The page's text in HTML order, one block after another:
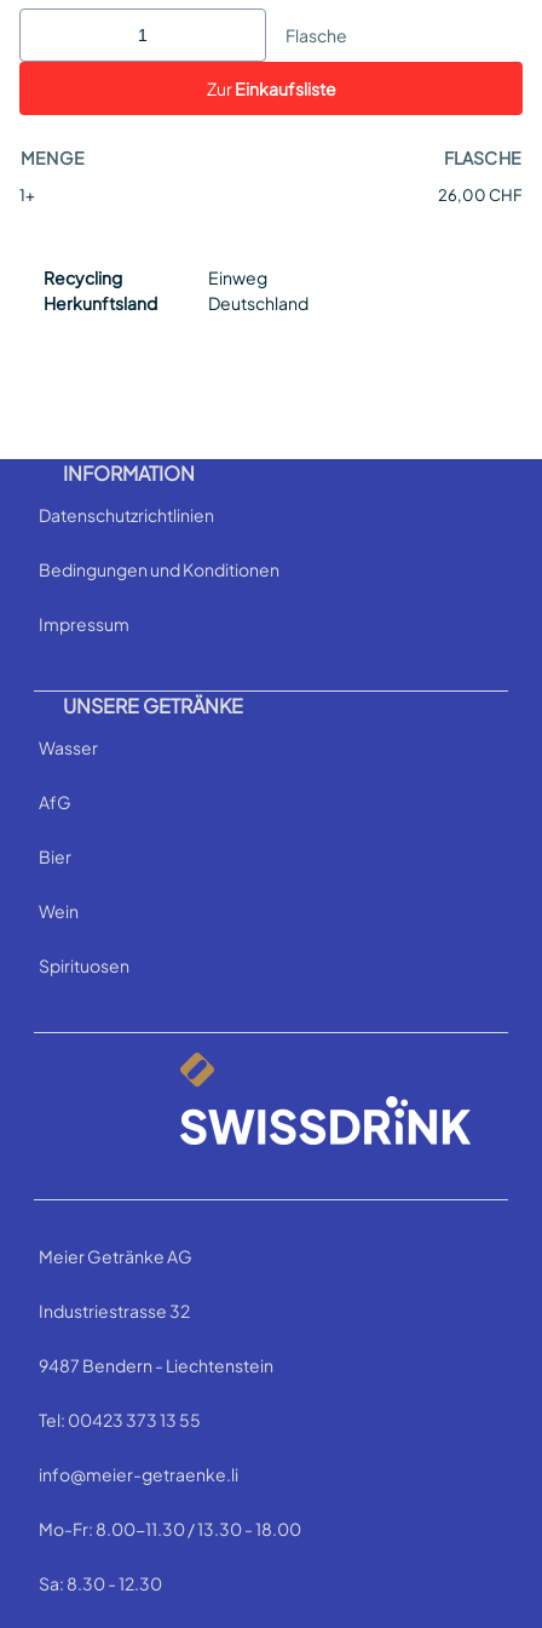
Flasche
ZurEinkaufsliste
MENGE FLASCHE
1+ 26,00 CHF
Recycling
Einweg
Herkunftsland
Deutschland
INFORMATION
Datenschutzrichtlinien
Bedingungen und Konditionen
Impressum
UNSERE GETRÄNKE
Wasser
AfG
Bier
Wein
Spirituosen
Meier Getränke AG
Industriestrasse 32
9487 Bendern - Liechtenstein
Tel: 00423 373 13 55
info@meier-getraenke.li
Mo-Fr: 8.00-11.30 / 13.30 - 18.00
Sa: 8.30 - 12.30